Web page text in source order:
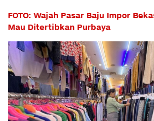
FOTO: Wajah Pasar Baju Impor
Mau Ditertibkan Purbaya